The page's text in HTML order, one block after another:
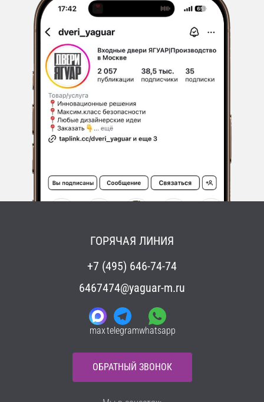
ГОРЯЧАЯ ЛИНИЯ
+7 (495) 646-74-74
6467474@yaguar-m.ru
maxtelegramwhatsapp
ОБРАТНЫЙ ЗВОНОК